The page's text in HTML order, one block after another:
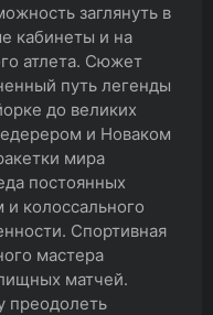
заглянуть в
кабинеты и на
атлета. Сюжет
путь легенды
до великих
и Новаком
мира
постоянных
колоссального
Спортивная
мастера
матчей.
преодолеть